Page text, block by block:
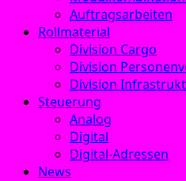
Auftragsarbeiten
Rollmaterial
Division Cargo
Division
Division
Steuerung
Analog
Digital
Digital-Adressen
News